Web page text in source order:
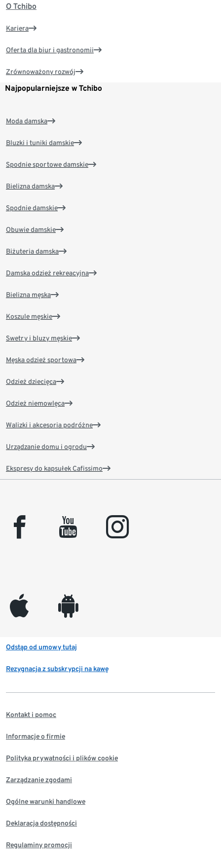
O Tchibo
Kariera
Oferta dla biur i gastronomii
Zrównoważony rozwój
Najpopularniejsze w Tchibo
Moda damska
Bluzki i tuniki damskie
Spodnie sportowe damskie
Bielizna damska
Spodnie damskie
Obuwie damskie
Biżuteria damska
Damska odzież rekreacyjna
Bielizna męska
Koszule męskie
Swetry i bluzy męskie
Męska odzież sportowa
Odzież dziecięca
Odzież niemowlęca
Walizki i akcesoria podróżne
Urządzanie domu i ogrodu
Ekspresy do kapsułek Cafissimo
facebook youtube instagram
appleinc android
Odstąp od umowy tutaj
Rezygnacja z subskrypcji na kawę
Kontakt i pomoc
Informacje o firmie
Polityka prywatności i plików cookie
Zarządzanie zgodami
Ogólne warunki handlowe
Deklaracja dostępności
Regulaminy promocji